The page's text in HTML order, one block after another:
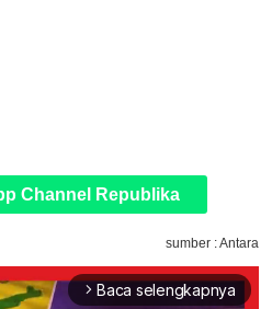
Channel Republika
sumber : Antara
arrow_forward_ios Baca selengkapnya